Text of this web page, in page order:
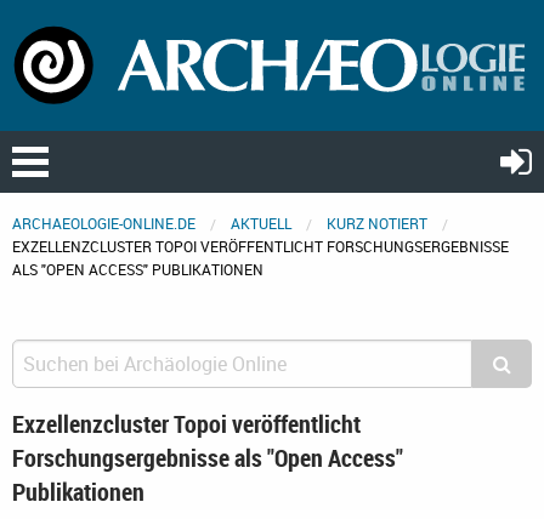
ARCHAEOLOGIE-ONLINE.DE AKTUELL
KURZ NOTIERT
EXZELLENZCLUSTER TOPOI VERÖFFENTLICHT FORSCHUNGSERGEBNISSE
ALS "OPEN ACCESS" PUBLIKATIONEN
Exzellenzcluster Topoi veröffentlicht
Forschungsergebnisse als "Open Access"
Publikationen